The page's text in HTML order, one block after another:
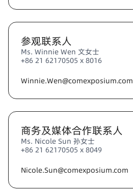
参观联系人
Ms. Winnie Wen 文女士
+86 21 62170505 x 8016
Winnie.Wen@comexposium.com
商务及媒体合作联系人
Ms. Nicole Sun 孙女士
+86 21 62170505 x 8049
Nicole.Sun@comexposium.com